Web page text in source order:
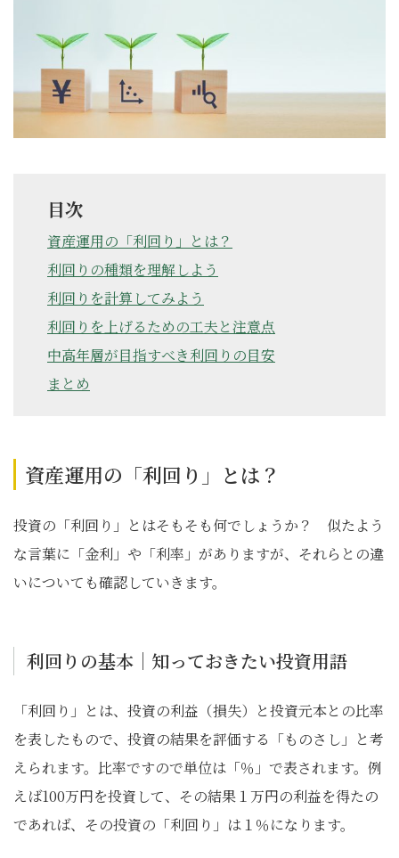
目次
資産運用の「利回り」とは？
利回りの種類を理解しよう
利回りを計算してみよう
利回りを上げるための工夫と注意点
中高年層が目指すべき利回りの目安
まとめ
資産運用の「利回り」とは？
投資の「利回り」とはそもそも何でしょうか？ 似たよう
な言葉に「金利」や「利率」がありますが、それらとの違
いについても確認していきます。
利回りの基本｜知っておきたい投資用語
「利回り」とは、投資の利益（損失）と投資元本との比率
を表したもので、投資の結果を評価する「ものさし」と考
えられます。比率ですので単位は「％」で表されます。例
えば100万円を投資して、その結果１万円の利益を得たの
であれば、その投資の「利回り」は１％になります。